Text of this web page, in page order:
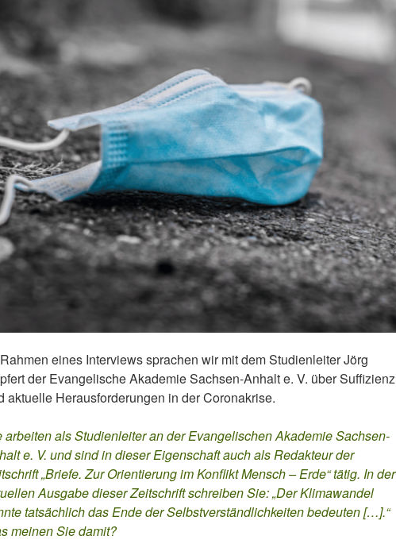
eines Interviews sprachen wir mit dem Studienleiter Jörg
der Evangelische Akademie Sachsen-Anhalt e. V. über Suffizienz
aktuelle Herausforderungen in der Coronakrise.
arbeiten als Studienleiter an der Evangelischen Akademie Sachsen-
e. V. und sind in dieser Eigenschaft auch als Redakteur der
„Briefe. Zur Orientierung im Konflikt Mensch – Erde“ tätig. In der
Ausgabe dieser Zeitschrift schreiben Sie: „Der Klimawandel
tatsächlich das Ende der Selbstverständlichkeiten bedeuten […].“
meinen Sie damit?